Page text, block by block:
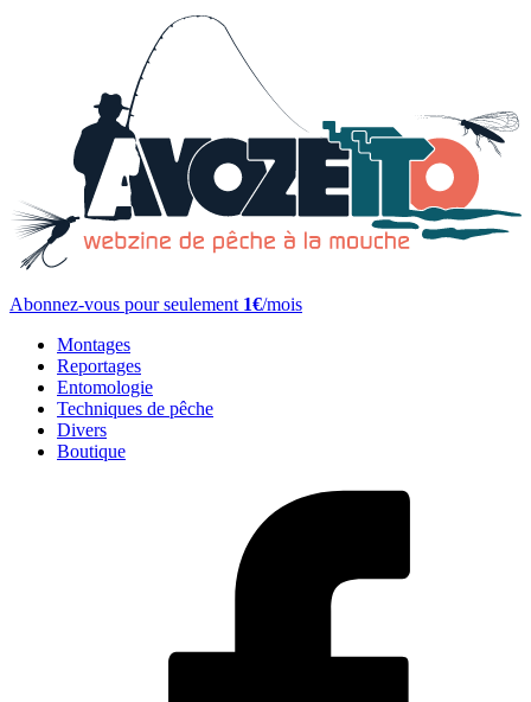
Abonnez-vous pour seulement 1€/mois
Montages
Reportages
Entomologie
Techniques de pêche
Divers
Boutique